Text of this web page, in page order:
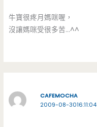
牛寶很疼月媽咪喔，
沒讓媽咪受很多苦…^^
CAFEMOCHA
2009-08-3016:11:04